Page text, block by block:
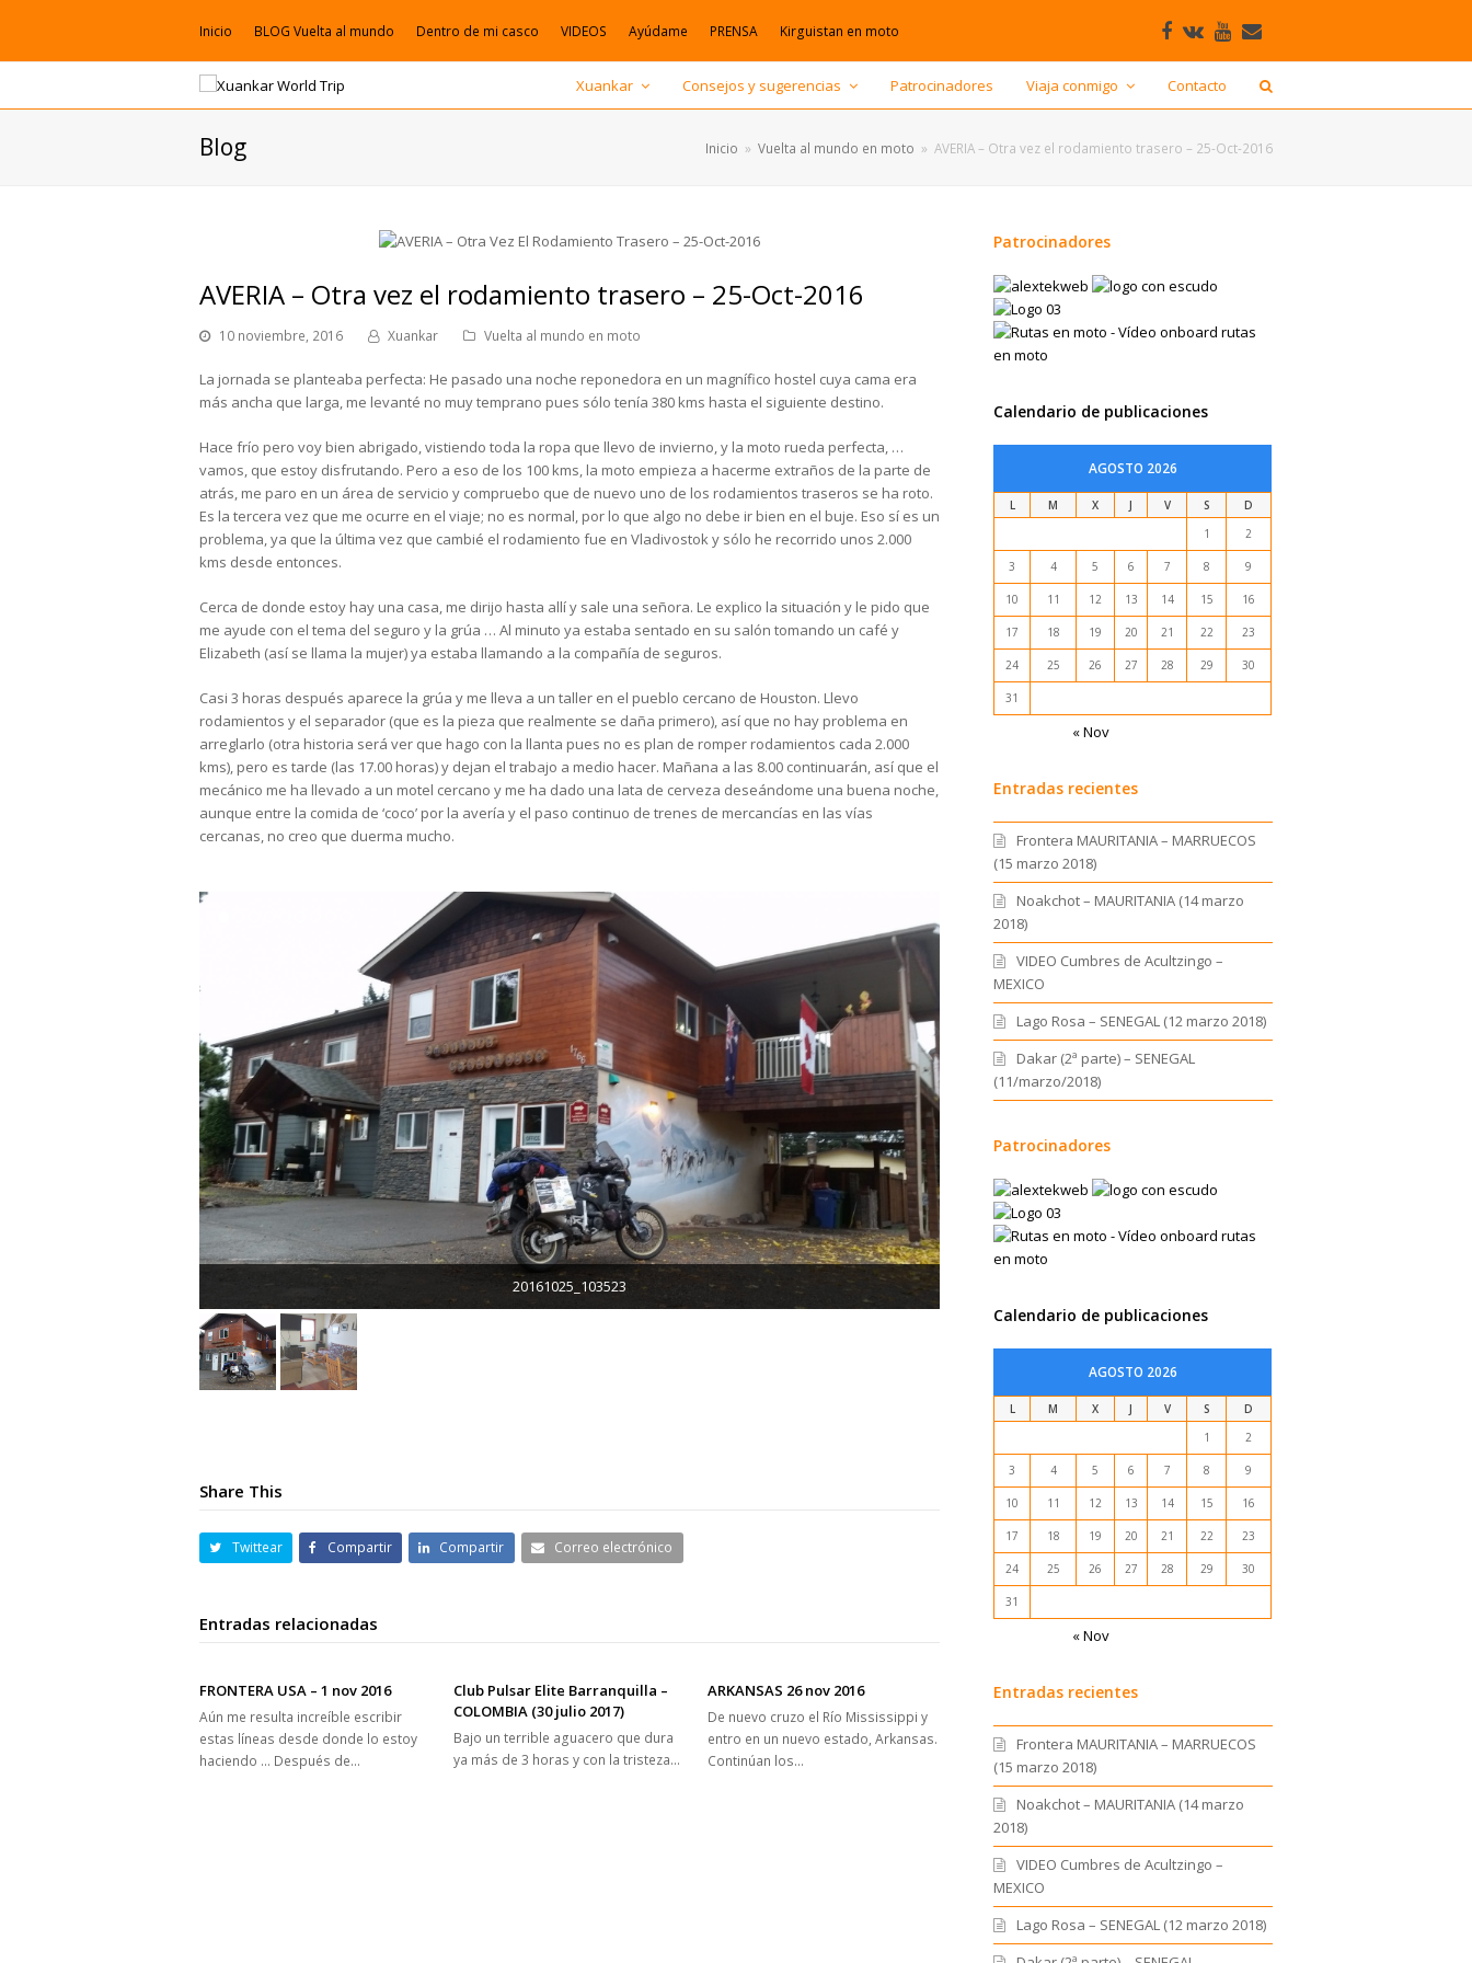
Inicio BLOG Vuelta al mundo Dentro de mi casco VIDEOS Ayúdame PRENSA Kirguistan en moto Facebook
VK Youtube
electrónico
Xuankar Consejos y sugerencias Patrocinadores Viaja conmigo Contacto
Blog Inicio » Vuelta al mundo en moto » AVERIA – Otra vez el rodamiento trasero – 25-Oct-2016
AVERIA – Otra vez el rodamiento trasero – 25-Oct-2016
10 noviembre, 2016 Xuankar Vuelta al mundo en moto
La jornada se planteaba perfecta: He pasado una noche reponedora en un magnífico hostel cuya cama era
más ancha que larga, me levanté no muy temprano pues sólo tenía 380 kms hasta el siguiente destino.
Hace frío pero voy bien abrigado, vistiendo toda la ropa que llevo de invierno, y la moto rueda perfecta, …
vamos, que estoy disfrutando. Pero a eso de los 100 kms, la moto empieza a hacerme extraños de la parte de
atrás, me paro en un área de servicio y compruebo que de nuevo uno de los rodamientos traseros se ha roto.
Es la tercera vez que me ocurre en el viaje; no es normal, por lo que algo no debe ir bien en el buje. Eso sí es un
problema, ya que la última vez que cambié el rodamiento fue en Vladivostok y sólo he recorrido unos 2.000
kms desde entonces.
Cerca de donde estoy hay una casa, me dirijo hasta allí y sale una señora. Le explico la situación y le pido que
me ayude con el tema del seguro y la grúa … Al minuto ya estaba sentado en su salón tomando un café y
Elizabeth (así se llama la mujer) ya estaba llamando a la compañía de seguros.
Casi 3 horas después aparece la grúa y me lleva a un taller en el pueblo cercano de Houston. Llevo
rodamientos y el separador (que es la pieza que realmente se daña primero), así que no hay problema en
arreglarlo (otra historia será ver que hago con la llanta pues no es plan de romper rodamientos cada 2.000
kms), pero es tarde (las 17.00 horas) y dejan el trabajo a medio hacer. Mañana a las 8.00 continuarán, así que el
mecánico me ha llevado a un motel cercano y me ha dado una lata de cerveza deseándome una buena noche,
aunque entre la comida de ‘coco’ por la avería y el paso continuo de trenes de mercancías en las vías
cercanas, no creo que duerma mucho.
20161025_103523
Share This
Twittear Compartir Compartir Correo electrónico
Entradas relacionadas
FRONTERA USA – 1 nov 2016
Aún me resulta increíble escribir
estas líneas desde donde lo estoy
haciendo … Después de…
Club Pulsar Elite Barranquilla –
COLOMBIA (30 julio 2017)
Bajo un terrible aguacero que dura
ya más de 3 horas y con la tristeza…
ARKANSAS 26 nov 2016
De nuevo cruzo el Río Mississippi y
entro en un nuevo estado, Arkansas.
Continúan los…
Patrocinadores
Calendario de publicaciones
AGOSTO 2026
L M X J V S
D
1
2
3 4 5 6 7 8 9
10 11 12 13 14 15 16
17 18 19 20 21 22 23
24 25 26 27 28 29 30
31
« Nov
Entradas recientes
Frontera MAURITANIA – MARRUECOS
(15 marzo 2018)
Noakchot – MAURITANIA (14 marzo
2018)
VIDEO Cumbres de Acultzingo –
MEXICO
Lago Rosa – SENEGAL (12 marzo 2018)
Dakar (2ª parte) – SENEGAL
(11/marzo/2018)
Patrocinadores
Calendario de publicaciones
AGOSTO 2026
L M X J V S
D
1
2
3 4 5 6 7 8 9
10 11 12 13 14 15 16
17 18 19 20 21 22 23
24 25 26 27 28 29 30
31
« Nov
Entradas recientes
Frontera MAURITANIA – MARRUECOS
(15 marzo 2018)
Noakchot – MAURITANIA (14 marzo
2018)
VIDEO Cumbres de Acultzingo –
MEXICO
Lago Rosa – SENEGAL (12 marzo 2018)